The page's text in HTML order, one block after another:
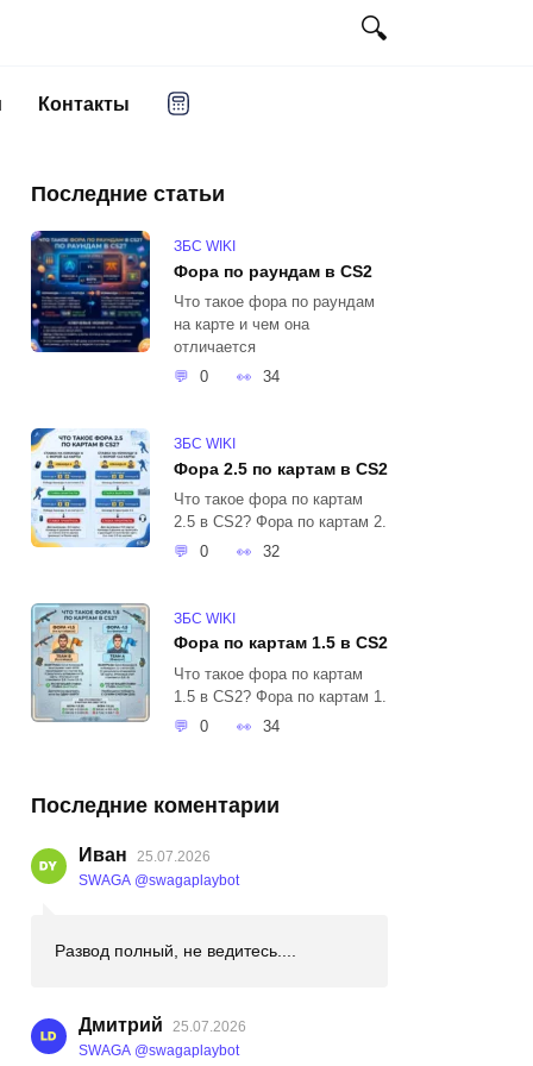
Контакты
Последние статьи
ЗБС WIKI
Фора по раундам в CS2
Что такое фора по раундам
на карте и чем она
отличается
0
34
ЗБС WIKI
Фора 2.5 по картам в CS2
Что такое фора по картам
2.5 в CS2? Фора по картам 2.
0
32
ЗБС WIKI
Фора по картам 1.5 в CS2
Что такое фора по картам
1.5 в CS2? Фора по картам 1.
0
34
Последние коментарии
Иван
25.07.2026
SWAGA @swagaplaybot
Развод полный, не ведитесь....
Дмитрий
25.07.2026
SWAGA @swagaplaybot